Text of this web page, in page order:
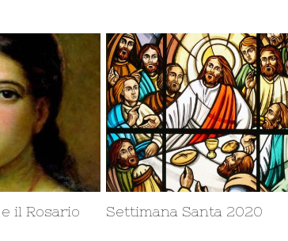
2020
Cambiamenti climatici: roba